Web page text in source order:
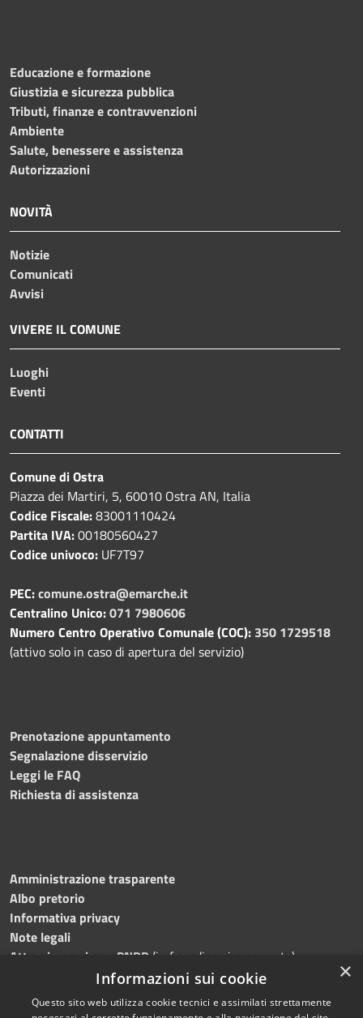
Educazione e formazione
Giustizia e sicurezza pubblica
Tributi, finanze e contravvenzioni
Ambiente
Salute, benessere e assistenza
Autorizzazioni
NOVITÀ
Notizie
Comunicati
Avvisi
VIVERE IL COMUNE
Luoghi
Eventi
CONTATTI
Comune di Ostra
Piazza dei Martiri, 5, 60010 Ostra AN, Italia
Codice Fiscale:83001110424
Partita IVA:00180560427
Codice univoco: UF7T97
PEC:comune.ostra@emarche.it
Centralino Unico:071 7980606
Numero Centro Operativo Comunale (COC): 350 1729518
(attivo solo in caso di apertura del servizio)
Prenotazione appuntamento
Segnalazione disservizio
Leggi le FAQ
Richiesta di assistenza
Amministrazione trasparente
Albo pretorio
Informativa privacy
Note legali
Attuazione misure PNRR (in fase di aggiornamento)
Dichiarazione di accessibilità
×
Informazioni sui cookie
Questo sito web utilizza cookie tecnici e assimilati strettamente